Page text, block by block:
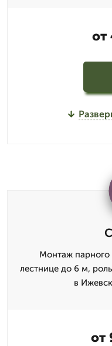
от
Монтаж парного
лестнице до 6 м,
в
от